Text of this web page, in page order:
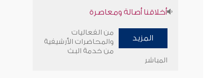
سلسلة محاضرات نفحات رمضانية
1444هـ
المزيد
من الفعاليات
والمحاضرات الأرشيفية
من خدمة البث
المباشر